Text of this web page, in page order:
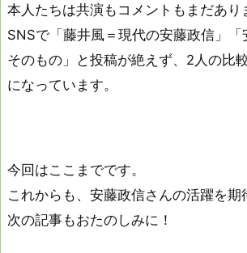
本人たちは共演もコメントもまだあり
SNSで「藤井風＝現代の安藤政信」
そのもの」と投稿が絶えず、2人の比
になっています。
今回はここまでです。
これからも、安藤政信さんの活躍を期
次の記事もおたのしみに！